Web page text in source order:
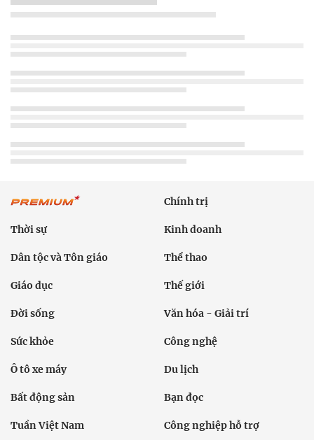
Chính trị
Thời sự Kinh doanh
Dân tộc và Tôn giáo Thể thao
Giáo dục Thế giới
Đời sống Văn hóa - Giải trí
Sức khỏe Công nghệ
Ô tô xe máy Du lịch
Bất động sản Bạn đọc
Tuần Việt Nam Công nghiệp hỗ trợ